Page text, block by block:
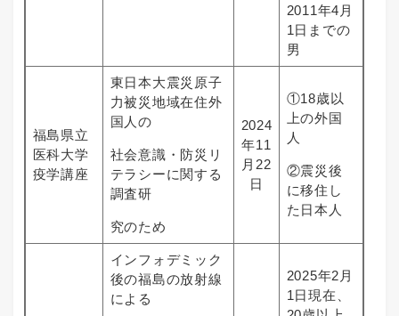
2011年4月
1日までの
男
福島県立
医科大学
疫学講座
東日本大震災原子
力被災地域在住外
国人の
社会意識・防災リ
テラシーに関する
調査研
究のため
2024
年11
月22
日
①18歳以
上の外国
人
②震災後
に移住し
た日本人
インフォデミック
後の福島の放射線
による
2025年2月
1日現在、